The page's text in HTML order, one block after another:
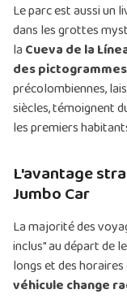
Le parc est aussi un
dans les grottes
la Cueva de la
des pictogrammes
précolombiennes,
siècles, témoignent
les premiers
L'avantage
Jumbo Car
La majorité des
inclus" au départ de
longs et des
véhicule change